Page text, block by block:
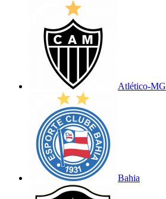
Atlético-MG
Bahia